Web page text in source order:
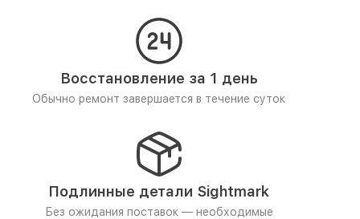
Восстановление за 1 день
Обычно ремонт завершается в течение суток
Подлинные детали Sightmark
Без ожидания поставок — необходимые